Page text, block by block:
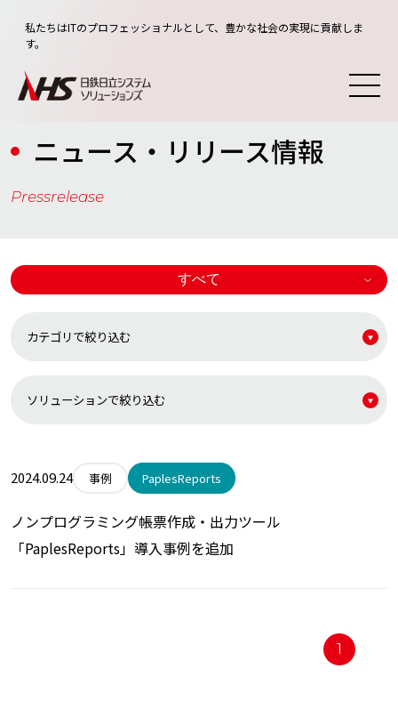
私たちはITのプロフェッショナルとして、豊かな社会の実現に貢献しま
す。
ニュース・リリース情報
Pressrelease
2024.09.24 事例 PaplesReports
ノンプログラミング帳票作成・出力ツール
「PaplesReports」導入事例を追加
1